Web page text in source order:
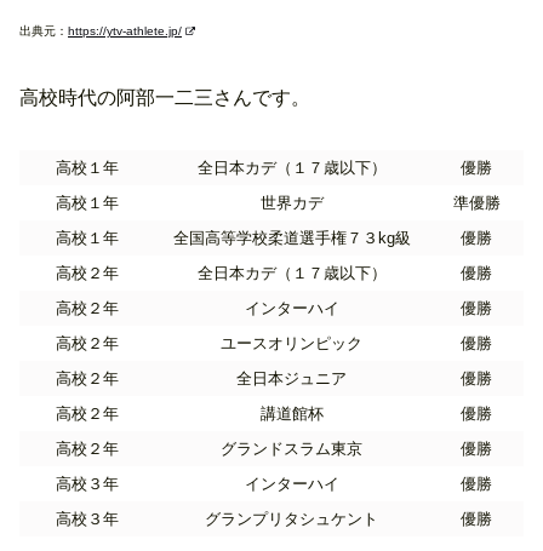
出典元： https://ytv-athlete.jp/
高校時代の阿部一二三さんです。
高校１年 全日本カデ（１７歳以下）
優勝
高校１年
世界カデ
準優勝
高校１年
全国高等学校柔道選手権７３kg級
優勝
高校２年
全日本カデ（１７歳以下）
優勝
高校２年
インターハイ
優勝
高校２年
ユースオリンピック
優勝
高校２年
全日本ジュニア
優勝
高校２年
講道館杯
優勝
高校２年
グランドスラム東京
優勝
高校３年
インターハイ
優勝
高校３年
グランプリタシュケント 優勝